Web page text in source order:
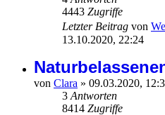
4443 Zugriffe
Letzter Beitrag von
13.10.2020, 22:24
von Clara » 09.03.2020,
3 Antworten
8414 Zugriffe